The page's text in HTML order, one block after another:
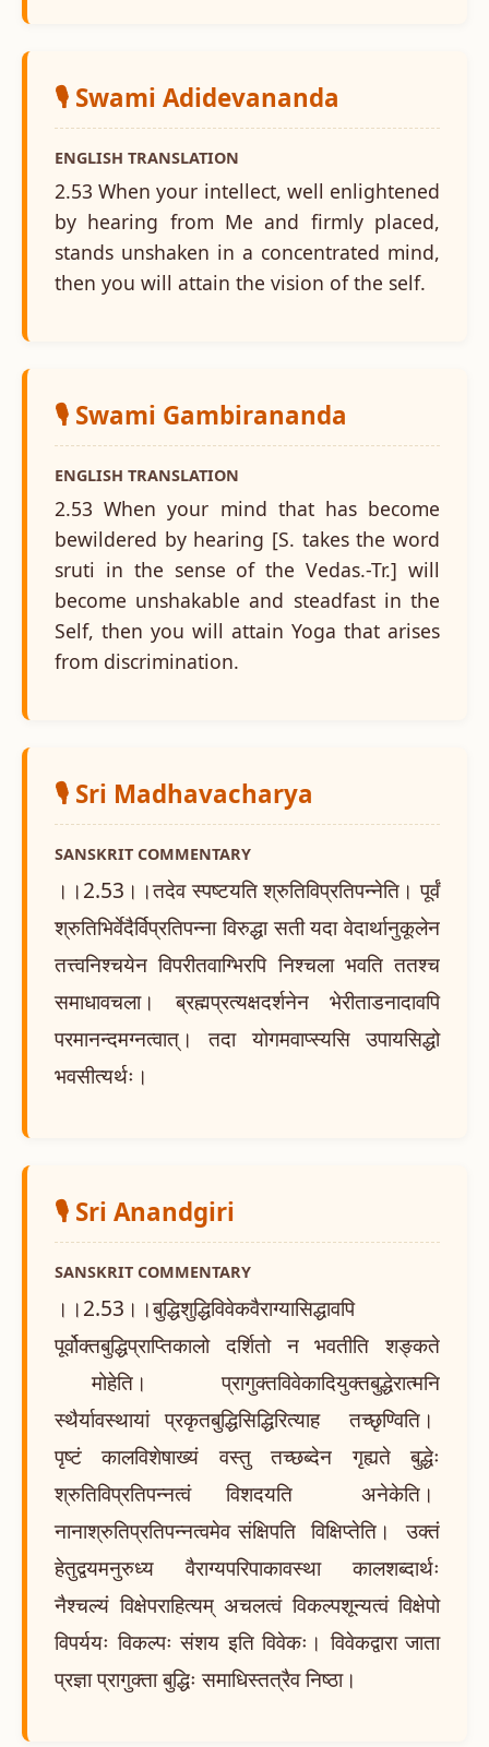
🎙️ Swami Adidevananda
ENGLISH TRANSLATION
2.53 When your intellect, well enlightened
by hearing from Me and firmly placed,
stands unshaken in a concentrated mind,
then you will attain the vision of the self.
🎙️ Swami Gambirananda
ENGLISH TRANSLATION
2.53 When your mind that has become
bewildered by hearing [S. takes the word
sruti in the sense of the Vedas.-Tr.] will
become unshakable and steadfast in the
Self, then you will attain Yoga that arises
from discrimination.
🎙️ Sri Madhavacharya
SANSKRIT COMMENTARY
।।2.53।।तदेव स्पष्टयति श्रुतिविप्रतिपन्नेति। पूर्वं
श्रुतिभिर्वेदैर्विप्रतिपन्ना विरुद्धा सती यदा वेदार्थानुकूलेन
तत्त्वनिश्चयेन विपरीतवाग्भिरपि निश्चला भवति ततश्च
समाधावचला। ब्रह्मप्रत्यक्षदर्शनेन भेरीताडनादावपि
परमानन्दमग्नत्वात्। तदा योगमवाप्स्यसि उपायसिद्धो
भवसीत्यर्थः।
🎙️ Sri Anandgiri
SANSKRIT COMMENTARY
।।2.53।।बुद्धिशुद्धिविवेकवैराग्यासिद्धावपि
पूर्वोक्तबुद्धिप्राप्तिकालो दर्शितो न भवतीति शङ्कते
मोहेति। प्रागुक्तविवेकादियुक्तबुद्धेरात्मनि
स्थैर्यावस्थायां प्रकृतबुद्धिसिद्धिरित्याह तच्छृण्विति।
पृष्टं कालविशेषाख्यं वस्तु तच्छब्देन गृह्यते बुद्धेः
श्रुतिविप्रतिपन्नत्वं विशदयति अनेकेति।
नानाश्रुतिप्रतिपन्नत्वमेव संक्षिपति विक्षिप्तेति। उक्तं
हेतुद्वयमनुरुध्य वैराग्यपरिपाकावस्था कालशब्दार्थः
नैश्चल्यं विक्षेपराहित्यम् अचलत्वं विकल्पशून्यत्वं विक्षेपो
विपर्ययः विकल्पः संशय इति विवेकः। विवेकद्वारा जाता
प्रज्ञा प्रागुक्ता बुद्धिः समाधिस्तत्रैव निष्ठा।